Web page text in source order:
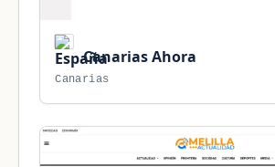
Canarias Ahora
Canarias